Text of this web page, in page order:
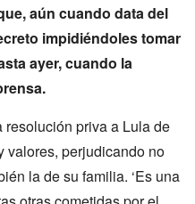
aún cuando data del
impidiéndoles tomar
ayer, cuando la
resolución priva a Lula de
valores, perjudicando no
la de su familia. ‘Es una